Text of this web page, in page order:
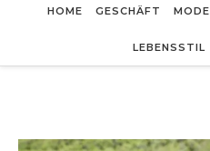
HOME GESCHÄFT MODE
LEBENSSTIL